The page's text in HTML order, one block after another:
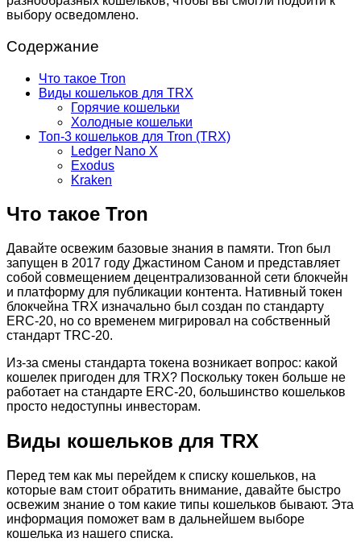
выбору осведомлено.
Содержание
Что такое Tron
Виды кошельков для TRX
Горячие кошельки
Холодные кошельки
Топ-3 кошельков для Tron (TRX)
Ledger Nano X
Exodus
Kraken
Что такое Tron
Давайте освежим базовые знания в памяти. Tron был
запущен в 2017 году Джастином Саном и представляет
собой совмещением децентрализованной сети блокчейн
и платформу для публикации контента. Нативный токен
блокчейна TRX изначально был создан по стандарту
ERC-20, но со временем мигрировал на собственный
стандарт TRC-20.
Из-за смены стандарта токена возникает вопрос: какой
кошелек пригоден для TRX? Поскольку токен больше не
работает на стандарте ERC-20, большинство кошельков
просто недоступны инвесторам.
Виды кошельков для TRX
Перед тем как мы перейдем к списку кошельков, на
которые вам стоит обратить внимание, давайте быстро
освежим знание о том какие типы кошельков бывают. Эта
информация поможет вам в дальнейшем выборе
кошелька из нашего списка.